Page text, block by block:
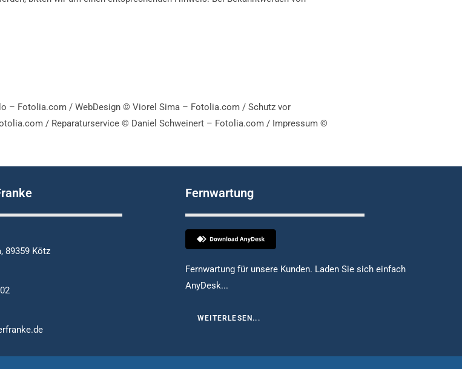
– Fotolia.com / WebDesign © Viorel Sima – Fotolia.com / Schutz vor
/ Reparaturservice © Daniel Schweinert – Fotolia.com / Impressum ©
89359 Kötz
Fernwartung
Fernwartung für unsere Kunden. Laden Sie sich einfach
AnyDesk...
WEITERLESEN...